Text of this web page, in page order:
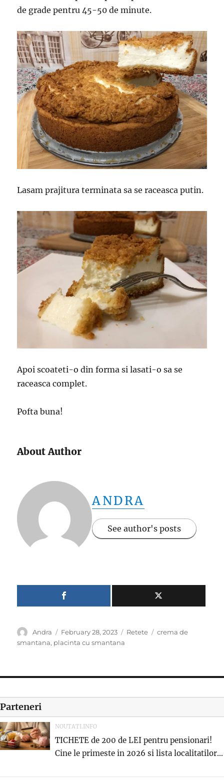
de grade pentru 45-50 de minute.
Lasam prajitura terminata sa se raceasca putin.
Apoi scoateti-o din forma si lasati-o sa se
raceasca complet.
Pofta buna!
About Author
ANDRA
See author's posts
Author
Andra
Posted
on
February 28, 2023 Categories
Retete Tags
crema de
smantana, placinta cu smantana
Parteneri
NOUTATI.INFO
TICHETE de 200 de LEI pentru pensionari!
Cine le primeste in 2026 si lista localitatilor...